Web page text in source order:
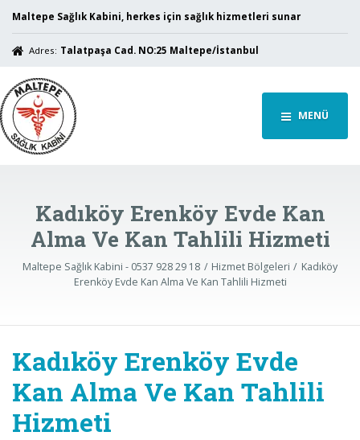
Maltepe Sağlık Kabini, herkes için sağlık hizmetleri sunar
Adres: Talatpaşa Cad. NO:25 Maltepe/İstanbul
MENÜ
Kadıköy Erenköy Evde Kan
Alma Ve Kan Tahlili Hizmeti
Maltepe Sağlık Kabini - 0537 928 29 18 Hizmet Bölgeleri
Kadıköy
Erenköy Evde Kan Alma Ve Kan Tahlili Hizmeti
Kadıköy Erenköy Evde
Kan Alma Ve Kan Tahlili
Hizmeti